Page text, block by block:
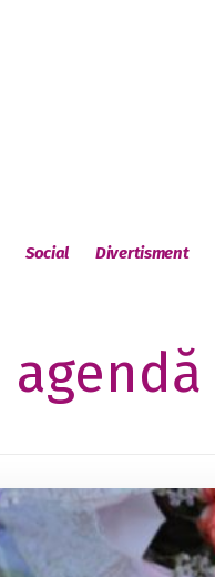
Social Divertisment
agendă